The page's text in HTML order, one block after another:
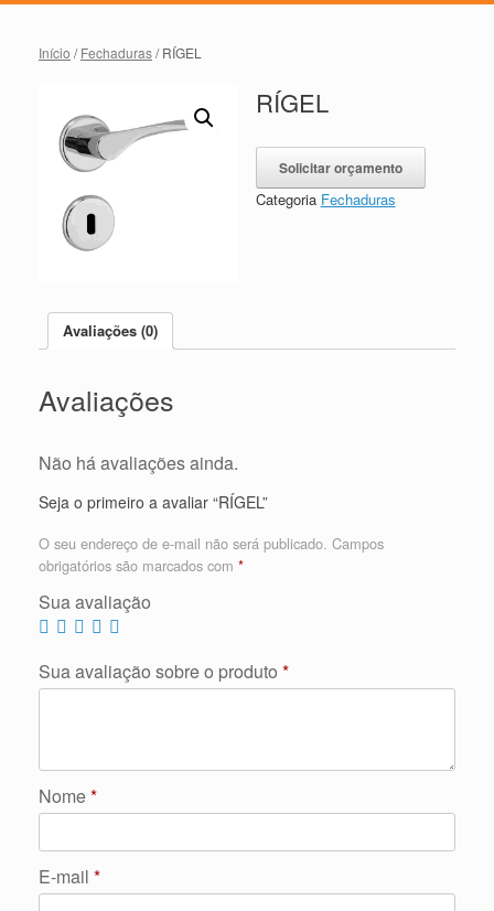
Início /Fechaduras/ RÍGEL
RÍGEL
Solicitar orçamento
Categoria Fechaduras
Avaliações (0)
Avaliações
Não há avaliações ainda.
Seja o primeiro a avaliar “RÍGEL”
O seu endereço de e-mail não será publicado. Campos
obrigatórios são marcados com *
Sua avaliação
Sua avaliação sobre o produto *
Nome*
E-mail *